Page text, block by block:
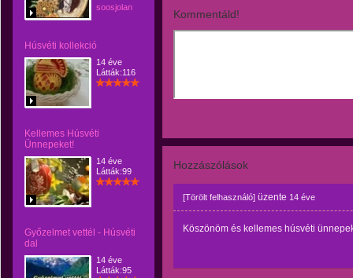
soosjolan
Húsvéti kollekció
14 éve
Látták:116
Kellemes Húsvéti
Ünnepeket!
14 éve
Látták:99
Győzelmet vettél - Húsvéti
dal
14 éve
Látták:95
Kommentáld!
Hozzászólások
[Törölt felhasználó] üzente 14 éve
Köszönöm és kellemes húsvéti